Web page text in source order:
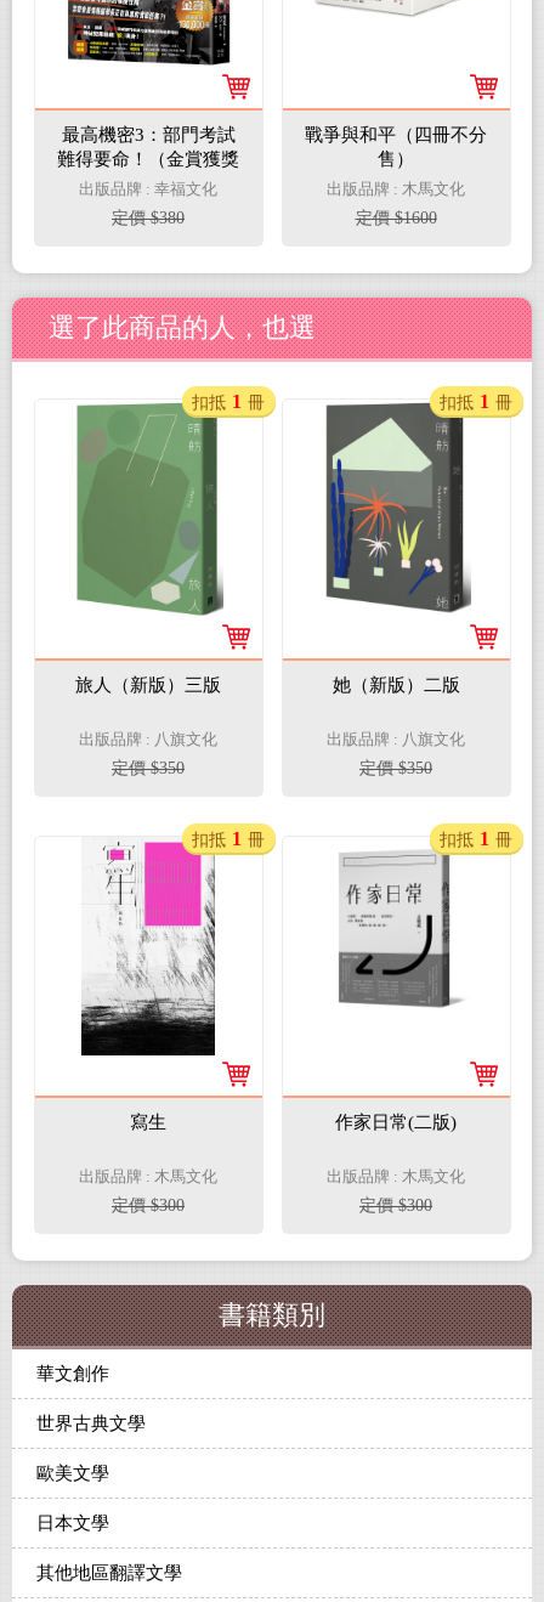
最高機密3：部門考試
難得要命！（金賞獲獎
話題作、系列銷售突破
13萬冊！間諜學園物語
精彩續集）
出版品牌 : 幸福文化
定價 $380
戰爭與和平（四冊不分
售）
出版品牌 : 木馬文化
定價 $1600
選了此商品的人，也選
旅人（新版）三版
出版品牌 : 八旗文化
定價 $350
扣抵 1 冊
她（新版）二版
出版品牌 : 八旗文化
定價 $350
扣抵 1 冊
寫生
出版品牌 : 木馬文化
定價 $300
扣抵 1 冊
作家日常(二版)
出版品牌 : 木馬文化
定價 $300
扣抵 1 冊
書籍類別
華文創作
世界古典文學
歐美文學
日本文學
其他地區翻譯文學